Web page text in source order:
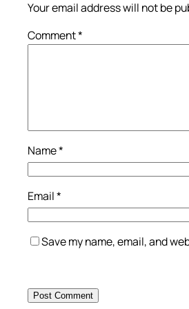
Your email address will not be
Comment*
Name*
Email*
Save my name, email, and